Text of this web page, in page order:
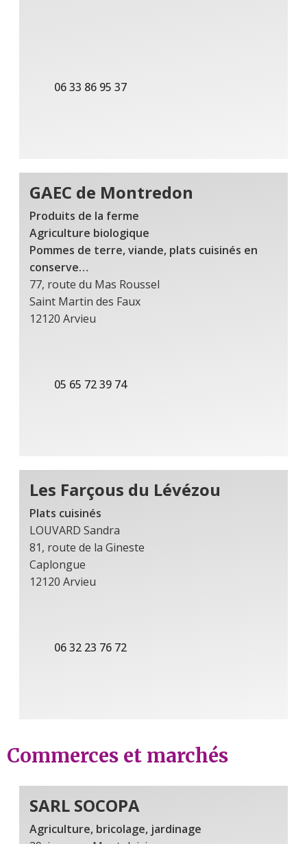
06 33 86 95 37
GAEC de Montredon
Produits de la ferme
Agriculture biologique
Pommes de terre, viande, plats cuisinés en
conserve…
77, route du Mas Roussel
Saint Martin des Faux
12120 Arvieu
05 65 72 39 74
Les Farçous du Lévézou
Plats cuisinés
LOUVARD Sandra
81, route de la Gineste
Caplongue
12120 Arvieu
06 32 23 76 72
Commerces et marchés
SARL SOCOPA
Agriculture, bricolage, jardinage